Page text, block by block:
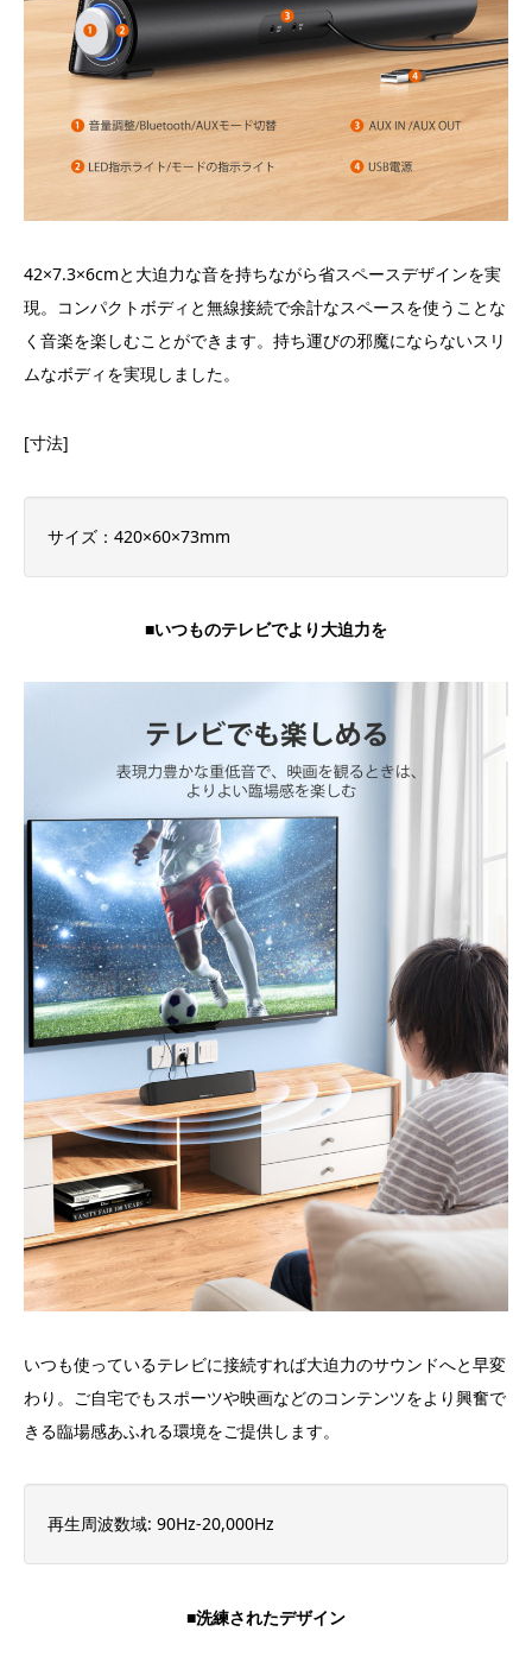
42×7.3×6cmと大迫力な音を持ちながら省スペースデザインを実
現。コンパクトボディと無線接続で余計なスペースを使うことな
く音楽を楽しむことができます。持ち運びの邪魔にならないスリ
ムなボディを実現しました。
[寸法]
サイズ：420×60×73mm
■いつものテレビでより大迫力を
いつも使っているテレビに接続すれば大迫力のサウンドへと早変
わり。ご自宅でもスポーツや映画などのコンテンツをより興奮で
きる臨場感あふれる環境をご提供します。
再生周波数域: 90Hz-20,000Hz
■洗練されたデザイン